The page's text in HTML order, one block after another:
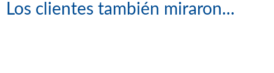
Los clientes también miraron...